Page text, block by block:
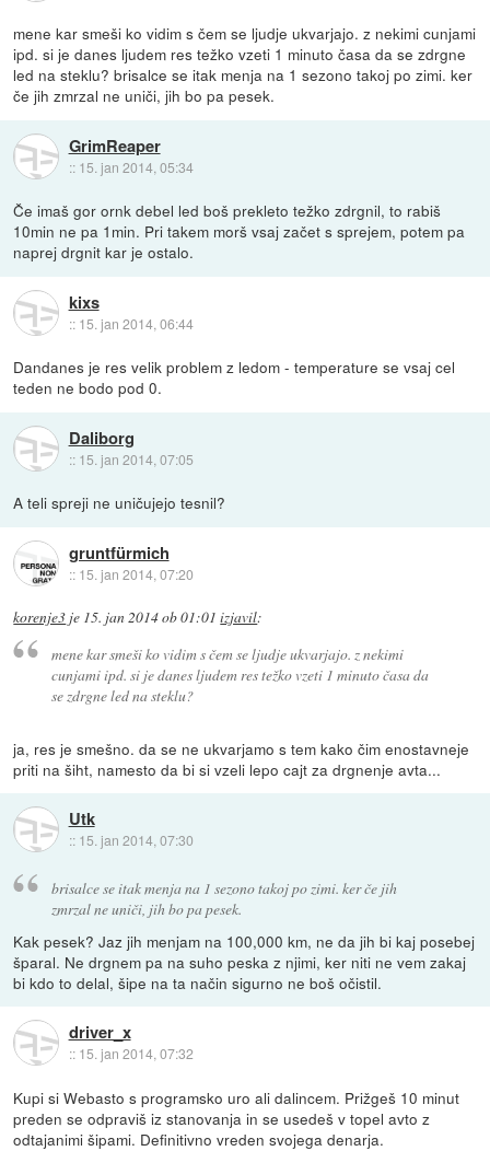
mene kar smeši ko vidim s čem se ljudje ukvarjajo. z nekimi cunjami
ipd. si je danes ljudem res težko vzeti 1 minuto časa da se zdrgne
led na steklu? brisalce se itak menja na 1 sezono takoj po zimi. ker
če jih zmrzal ne uniči, jih bo pa pesek.
GrimReaper
:: 15. jan 2014, 05:34
Če imaš gor ornk debel led boš prekleto težko zdrgnil, to rabiš
10min ne pa 1min. Pri takem morš vsaj začet s sprejem, potem pa
naprej drgnit kar je ostalo.
kixs
:: 15. jan 2014, 06:44
Dandanes je res velik problem z ledom - temperature se vsaj cel
teden ne bodo pod 0.
Daliborg
:: 15. jan 2014, 07:05
A teli spreji ne uničujejo tesnil?
gruntfürmich
:: 15. jan 2014, 07:20
korenje3 je 15. jan 2014 ob 01:01 izjavil:
mene kar smeši ko vidim s čem se ljudje ukvarjajo. z nekimi
cunjami ipd. si je danes ljudem res težko vzeti 1 minuto časa da
se zdrgne led na steklu?
ja, res je smešno. da se ne ukvarjamo s tem kako čim enostavneje
priti na šiht, namesto da bi si vzeli lepo cajt za drgnenje avta...
Utk
:: 15. jan 2014, 07:30
brisalce se itak menja na 1 sezono takoj po zimi. ker če jih
zmrzal ne uniči, jih bo pa pesek.
Kak pesek? Jaz jih menjam na 100,000 km, ne da jih bi kaj posebej
šparal. Ne drgnem pa na suho peska z njimi, ker niti ne vem zakaj
bi kdo to delal, šipe na ta način sigurno ne boš očistil.
driver_x
:: 15. jan 2014, 07:32
Kupi si Webasto s programsko uro ali dalincem. Prižgeš 10 minut
preden se odpraviš iz stanovanja in se usedeš v topel avto z
odtajanimi šipami. Definitivno vreden svojega denarja.